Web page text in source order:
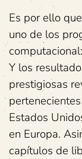
Es por ello
uno de los
Y los
prestigiosas
Estados
en Europa.
capítulos de